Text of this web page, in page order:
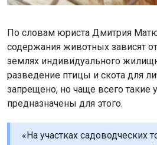
можно держать
кроликов, но нужно
может вводить
Промышленное разведение
дачных участках
Матюшенкова«Абзац»